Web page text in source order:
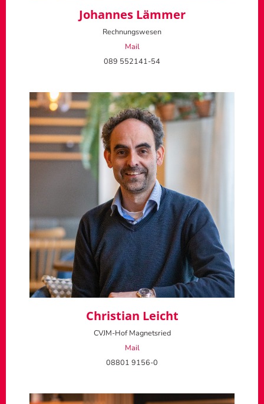
Johannes Lämmer
Rechnungswesen
Mail
089 552141-54
Christian Leicht
CVJM-Hof Magnetsried
Mail
08801 9156-0